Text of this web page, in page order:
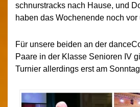
schnurstracks nach Hause, und
haben das Wochenende noch vor
Für unsere beiden an der
Paare in der Klasse Senioren IV
Turnier allerdings erst am